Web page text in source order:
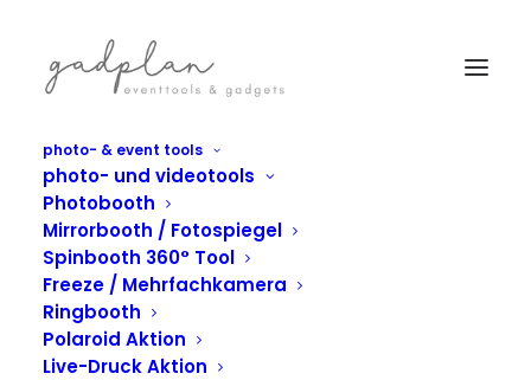
photo- & event tools
photo- und videotools
Photobooth
Mirrorbooth / Fotospiegel
Spinbooth 360° Tool
Freeze / Mehrfachkamera
Ringbooth
Polaroid Aktion
Live-Druck Aktion